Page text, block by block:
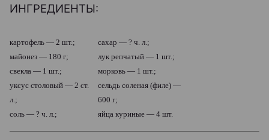
ИНГРЕДИЕНТЫ:
картофель — 2 шт.;
майонез — 180 г;
свекла — 1 шт.;
уксус столовый — 2 ст.
л.;
соль — ? ч. л.;
сахар — ? ч. л.;
лук репчатый — 1 шт.;
морковь — 1 шт.;
сельдь соленая (филе) —
600 г;
яйца куриные — 4 шт.